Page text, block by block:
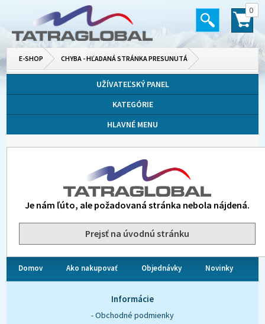
0
E-SHOP CHYBA - HĽADANÁ STRÁNKA PRESUNUTÁ
UŽÍVATEĽSKÝ PANEL
KATEGÓRIE
HLAVNÉ MENU
Je nám ľúto, ale požadovaná stránka nebola nájdená.
Prejsť na úvodnú stránku
Domov Ako nakupovať Objednávky Novinky
Informácie
- Obchodné podmienky